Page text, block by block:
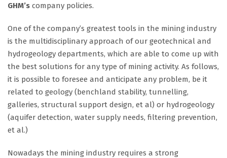
GHM’s company policies.
One of the company’s greatest tools in the mining industry
is the multidisciplinary approach of our geotechnical and
hydrogeology departments, which are able to come up with
the best solutions for any type of mining activity. As follows,
it is possible to foresee and anticipate any problem, be it
related to geology (benchland stability, tunnelling,
galleries, structural support design, et al) or hydrogeology
(aquifer detection, water supply needs, filtering prevention,
et al.)
Nowadays the mining industry requires a strong